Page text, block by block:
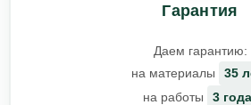
Гарантия
Даем гарантию:
на материалы
35
на работы
3 года